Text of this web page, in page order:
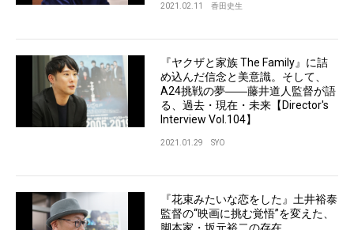
2021.02.11 香田史生
『ヤクザと家族 The Family』に詰
め込んだ信念と美意識。そして、
A24挑戦の夢――藤井道人監督が語
る、過去・現在・未来【Director's
Interview Vol.104】
2021.01.29 SYO
『花束みたいな恋をした』土井裕泰
監督の“映画に挑む覚悟”を変えた、
脚本家・坂元裕二の存在